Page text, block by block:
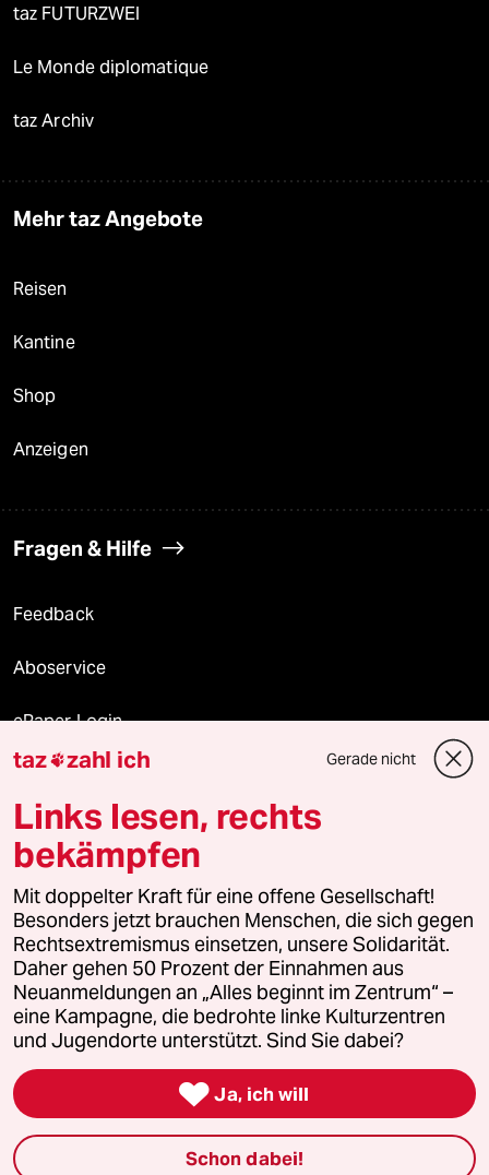
taz FUTURZWEI
Le Monde diplomatique
taz Archiv
Mehr taz Angebote
Reisen
Kantine
Shop
Anzeigen
Fragen & Hilfe
Feedback
Aboservice
ePaper Login
Downloads für Abonnierende
© 2026 taz Verlags und Vertriebs GmbH
Alle Rechte vorbehalten. Bei rechtlichen Fragen oder für Genehmigungen
wenden Sie sich bitte an lizenzen@taz.de
Feedback Redaktionsstatut Kommune-Richtlinien
Leitlinie Informant Datenschutz Impressum AGB
Seitenwende Einwilligungen widerrufen (Ads)
taz zahl ich Gerade nicht
Links lesen, rechts
bekämpfen
Mit doppelter Kraft für eine offene Gesellschaft!
Besonders jetzt brauchen Menschen, die sich gegen
Rechtsextremismus einsetzen, unsere Solidarität.
Daher gehen 50 Prozent der Einnahmen aus
Neuanmeldungen an „Alles beginnt im Zentrum“ –
eine Kampagne, die bedrohte linke Kulturzentren
und Jugendorte unterstützt. Sind Sie dabei?
 Ja, ich will
Schon dabei!